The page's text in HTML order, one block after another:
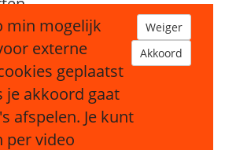
min mogelijk
externe
geplaatst
je akkoord gaat
afspelen. Je kunt
per video
Weiger
Akkoord